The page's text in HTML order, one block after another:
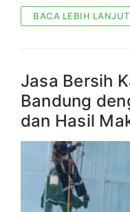
BACA LEBIH LANJUT
Jasa Bersih
Bandung
dan Hasil